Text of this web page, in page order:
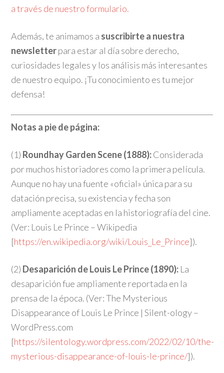
a través de nuestro formulario.
Además, te animamos a suscribirte a nuestra
newsletterpara estar al día sobre derecho,
curiosidades legales y los análisis más interesantes
de nuestro equipo. ¡Tu conocimiento es tu mejor
defensa!
Notas a pie de página:
(1) Roundhay Garden Scene (1888):Considerada
por muchos historiadores como la primera película.
Aunque no hay una fuente «oficial» única para su
datación precisa, su existencia y fecha son
ampliamente aceptadas en la historiografía del cine.
(Ver: Louis Le Prince – Wikipedia
[https://en.wikipedia.org/wiki/Louis_Le_Prince]).
(2) Desaparición de Louis Le Prince (1890): La
desaparición fue ampliamente reportada en la
prensa de la época. (Ver: The Mysterious
Disappearance of Louis Le Prince | Silent-ology –
WordPress.com
[https://silentology.wordpress.com/2022/02/10/the-
mysterious-disappearance-of-louis-le-prince/]).